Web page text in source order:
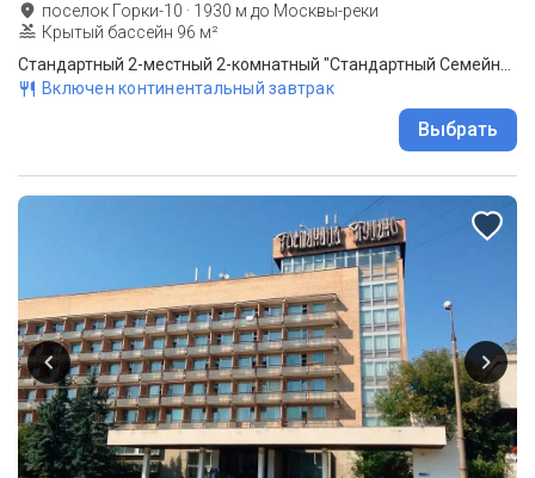
поселок Горки-10 · 1930 м до Москвы-реки
Крытый бассейн 96 м²
Включен континентальный завтрак
Выбрать